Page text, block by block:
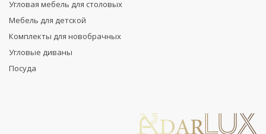
Угловая мебель для столовых
Мебель для детской
Комплекты для новобрачных
Угловые диваны
Посуда